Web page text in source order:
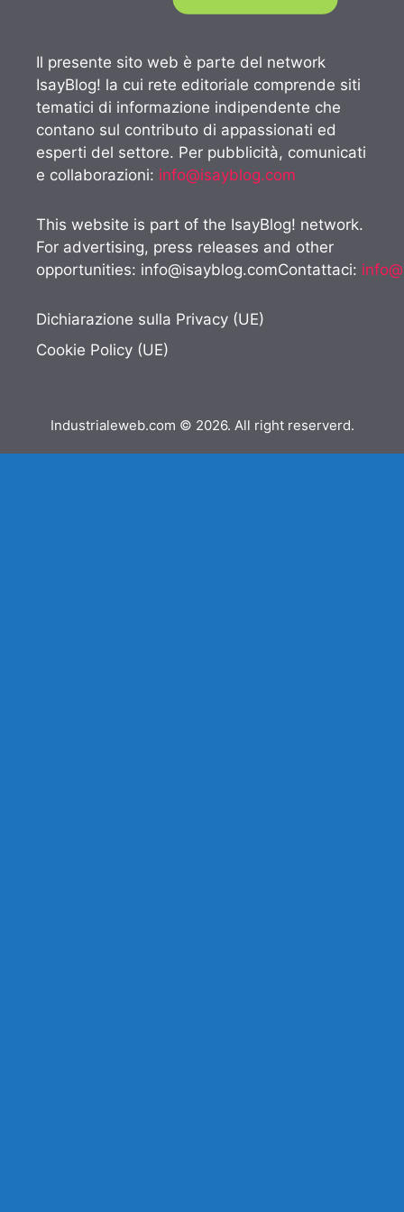
Il presente sito web è parte del network
IsayBlog! la cui rete editoriale comprende siti
tematici di informazione indipendente che
contano sul contributo di appassionati ed
esperti del settore. Per pubblicità, comunicati
e collaborazioni: info@isayblog.com
This website is part of the IsayBlog! network.
For advertising, press releases and other
opportunities: info@isayblog.comContattaci:
Dichiarazione sulla Privacy (UE)
Cookie Policy (UE)
Industrialeweb.com © 2026. All right reserverd.